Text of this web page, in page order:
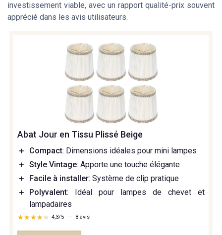
investissement viable, avec un rapport qualité-prix souvent
apprécié dans les avis utilisateurs.
Abat Jour en Tissu Plissé Beige
＋ Compact: Dimensions idéales pour mini lampes
＋ Style Vintage: Apporte une touche élégante
＋
Facile à installer: Système de clip pratique
＋
Polyvalent: Idéal pour lampes de chevet et
lampadaires
★★★★★
★★★★★ 4,3/5 — 8 avis